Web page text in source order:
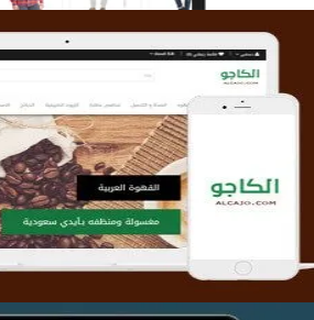
تصميم متجر
التفاصيل